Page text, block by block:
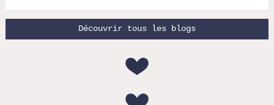
Découvrir tous les blogs